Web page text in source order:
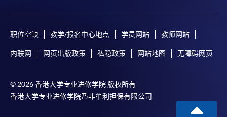
职位空缺 教学/报名中心地点 学员网站 教师网站
内联网 网页出版政策 私隐政策 网站地图 无障碍网页
© 2026 香港大学专业进修学院 版权所有
香港大学专业进修学院乃非牟利担保有限公司